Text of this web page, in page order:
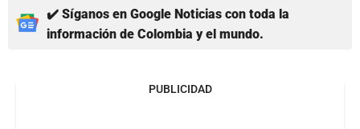
✔️ Síganos en Google Noticias con toda la
información de Colombia y el mundo.
PUBLICIDAD